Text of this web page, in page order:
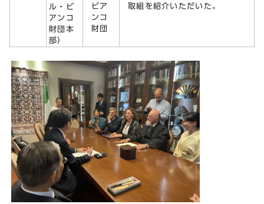
ル・ビ
アンコ
財団本
部）
ビア
ンコ
財団
取組を紹介いただいた。